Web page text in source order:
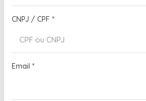
CNPJ / CPF *
Email *